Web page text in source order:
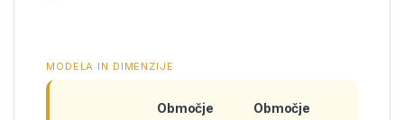
MODELA IN DIMENZIJE
Območje
Območje